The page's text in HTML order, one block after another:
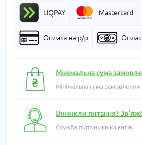
LIQPAY Mastercard
Оплата на р/р
Мінімальна сума
Мінімальна сума замовлення
Виникли питання?
Служба підтримки клієнтів